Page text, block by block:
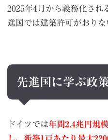
2025年4月から義務化され
進国では建築許可がおりな
先進国に学ぶ政
ドイツでは年間2.4兆円規